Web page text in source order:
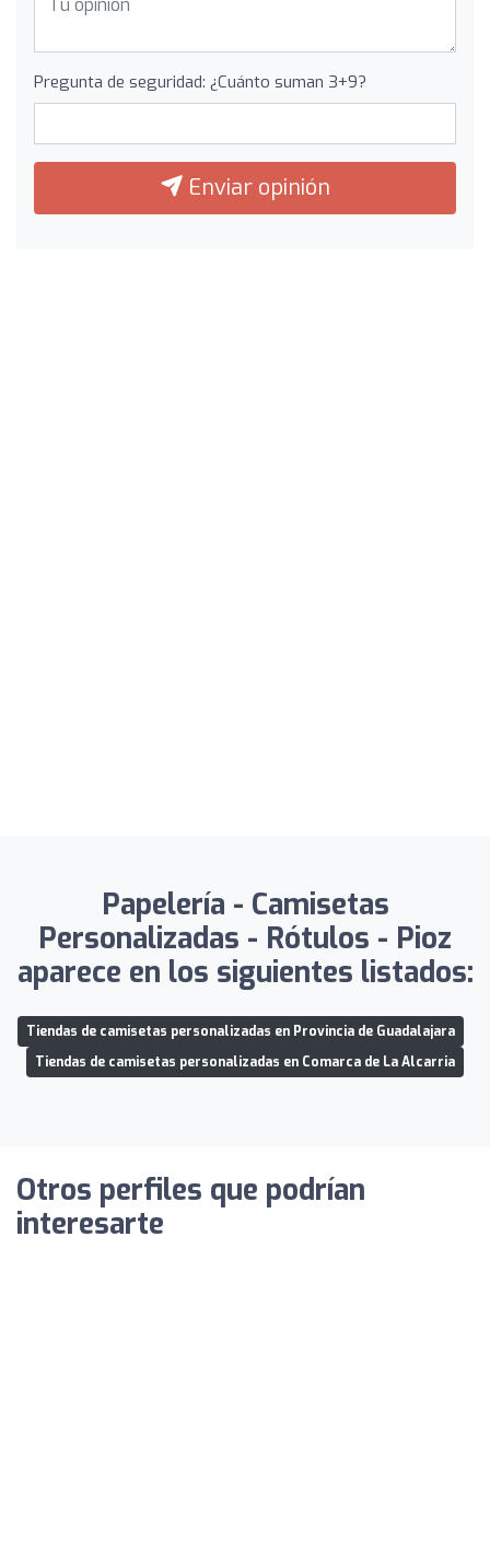
Pregunta de seguridad: ¿Cuánto suman 3+9?
Enviar opinión
Papelería - Camisetas
Personalizadas - Rótulos - Pioz
aparece en los siguientes listados:
Tiendas de camisetas personalizadas en Provincia de Guadalajara
Tiendas de camisetas personalizadas en Comarca de La Alcarria
Otros perfiles que podrían
interesarte